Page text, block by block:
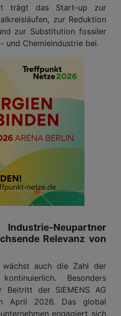
trägt das Start-up zur
zur Reduktion
zur Substitution fossiler
und Chemieindustrie bei.
Neupartner
Relevanz von
auch die Zahl der
Besonders
Beitritt der SIEMENS AG
April 2026. Das global
engagiert sich